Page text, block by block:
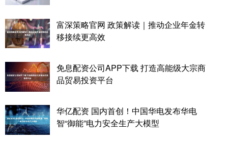
富深策略官网 政策解读｜推动企业年金转
移接续更高效
免息配资公司APP下载 打造高能级大宗商
品贸易投资平台
华亿配资 国内首创！中国华电发布华电
智“御能”电力安全生产大模型